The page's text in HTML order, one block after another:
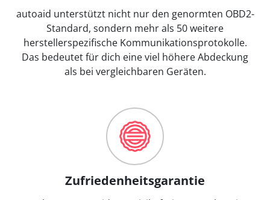
autoaid unterstützt nicht nur den genormten OBD2-
Standard, sondern mehr als 50 weitere
herstellerspezifische Kommunikationsprotokolle.
Das bedeutet für dich eine viel höhere Abdeckung
als bei vergleichbaren Geräten.
Zufriedenheitsgarantie